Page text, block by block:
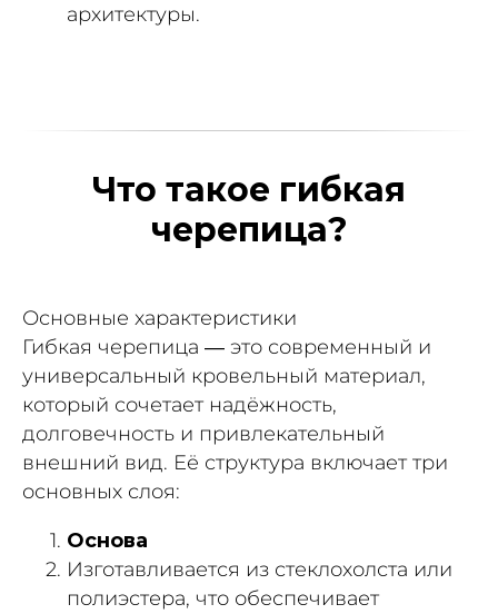
архитектуры.
Что такое гибкая
черепица?
Основные характеристики
Гибкая черепица — это современный и
универсальный кровельный материал,
который сочетает надёжность,
долговечность и привлекательный
внешний вид. Её структура включает три
основных слоя:
Основа
Изготавливается из стеклохолста или
полиэстера, что обеспечивает